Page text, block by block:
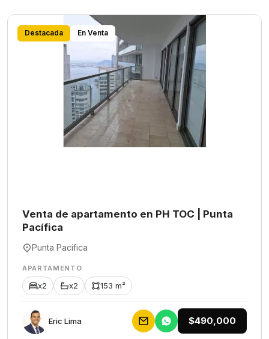
Destacada En Venta
Venta de apartamento en PH TOC | Punta
Pacífica
Punta Pacifica
APARTAMENTO
x2 x2 153 m²
Eric Lima $490,000